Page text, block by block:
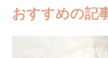
おすすめの記